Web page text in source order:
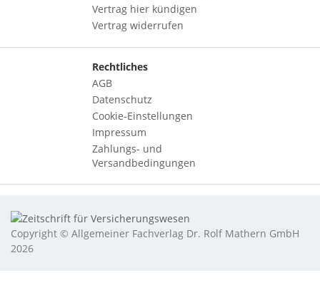
Vertrag hier kündigen
Vertrag widerrufen
Rechtliches
AGB
Datenschutz
Cookie-Einstellungen
Impressum
Zahlungs- und
Versandbedingungen
Copyright © Allgemeiner Fachverlag Dr. Rolf Mathern GmbH
2026